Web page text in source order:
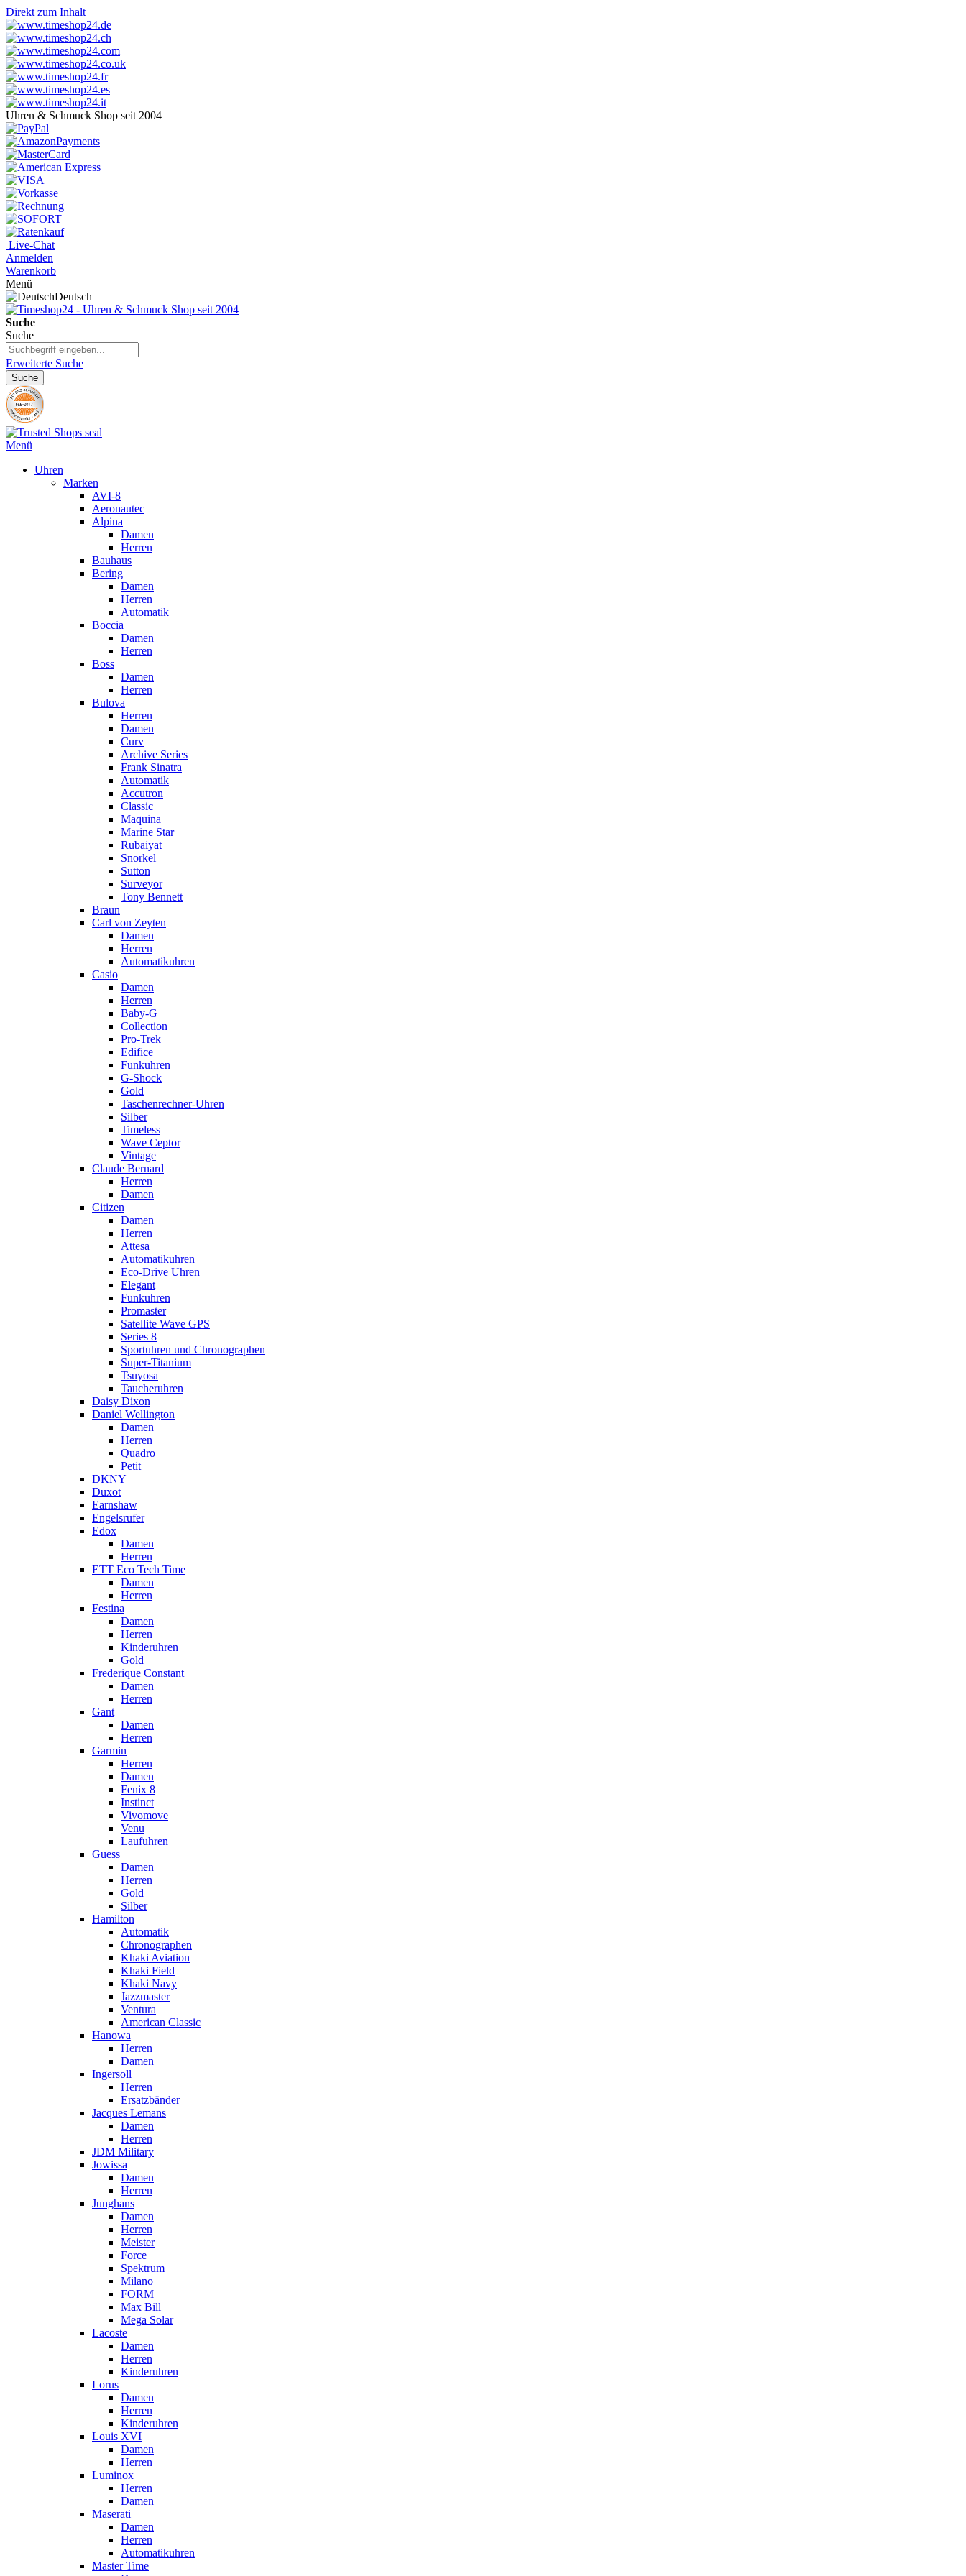
Direkt zum Inhalt
Uhren & Schmuck Shop seit 2004
Live-Chat
Anmelden
Warenkorb
Menü
Deutsch
Suche
Suche
Erweiterte Suche
Suche
Menü
Uhren
Marken
AVI-8
Aeronautec
Alpina
Damen
Herren
Bauhaus
Bering
Damen
Herren
Automatik
Boccia
Damen
Herren
Boss
Damen
Herren
Bulova
Herren
Damen
Curv
Archive Series
Frank Sinatra
Automatik
Accutron
Classic
Maquina
Marine Star
Rubaiyat
Snorkel
Sutton
Surveyor
Tony Bennett
Braun
Carl von Zeyten
Damen
Herren
Automatikuhren
Casio
Damen
Herren
Baby-G
Collection
Pro-Trek
Edifice
Funkuhren
G-Shock
Gold
Taschenrechner-Uhren
Silber
Timeless
Wave Ceptor
Vintage
Claude Bernard
Herren
Damen
Citizen
Damen
Herren
Attesa
Automatikuhren
Eco-Drive Uhren
Elegant
Funkuhren
Promaster
Satellite Wave GPS
Series 8
Sportuhren und Chronographen
Super-Titanium
Tsuyosa
Taucheruhren
Daisy Dixon
Daniel Wellington
Damen
Herren
Quadro
Petit
DKNY
Duxot
Earnshaw
Engelsrufer
Edox
Damen
Herren
ETT Eco Tech Time
Damen
Herren
Festina
Damen
Herren
Kinderuhren
Gold
Frederique Constant
Damen
Herren
Gant
Damen
Herren
Garmin
Herren
Damen
Fenix 8
Instinct
Vivomove
Venu
Laufuhren
Guess
Damen
Herren
Gold
Silber
Hamilton
Automatik
Chronographen
Khaki Aviation
Khaki Field
Khaki Navy
Jazzmaster
Ventura
American Classic
Hanowa
Herren
Damen
Ingersoll
Herren
Ersatzbänder
Jacques Lemans
Damen
Herren
JDM Military
Jowissa
Damen
Herren
Junghans
Damen
Herren
Meister
Force
Spektrum
Milano
FORM
Max Bill
Mega Solar
Lacoste
Damen
Herren
Kinderuhren
Lorus
Damen
Herren
Kinderuhren
Louis XVI
Damen
Herren
Luminox
Herren
Damen
Maserati
Damen
Herren
Automatikuhren
Master Time